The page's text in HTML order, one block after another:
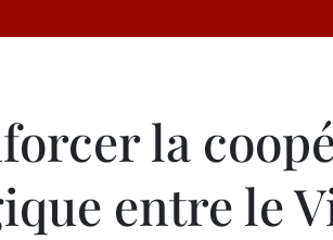
la
entre le